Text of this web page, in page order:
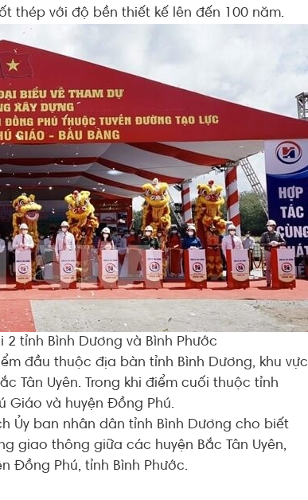
thép với độ bền thiết kế lên đến 100 năm.
tỉnh Bình Dương và Bình Phước
đầu thuộc địa bàn tỉnh Bình Dương, khu vực
Tân Uyên. Trong khi điểm cuối thuộc tỉnh
Giáo và huyện Đồng Phú.
Ủy ban nhân dân tỉnh Bình Dương cho biết
giao thông giữa các huyện Bắc Tân Uyên,
Đồng Phú, tỉnh Bình Phước.